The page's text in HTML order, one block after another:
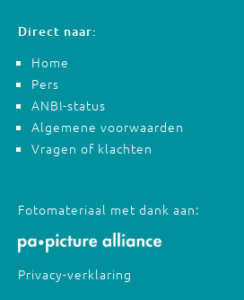
Direct naar:
Home
Pers
ANBI-status
Algemene voorwaarden
Vragen of klachten
Fotomateriaal met dank aan:
Privacy-verklaring